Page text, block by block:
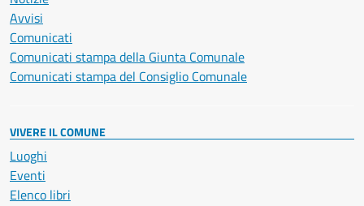
Avvisi
Comunicati
Comunicati stampa della Giunta Comunale
Comunicati stampa del Consiglio Comunale
VIVERE IL COMUNE
Luoghi
Eventi
Elenco libri